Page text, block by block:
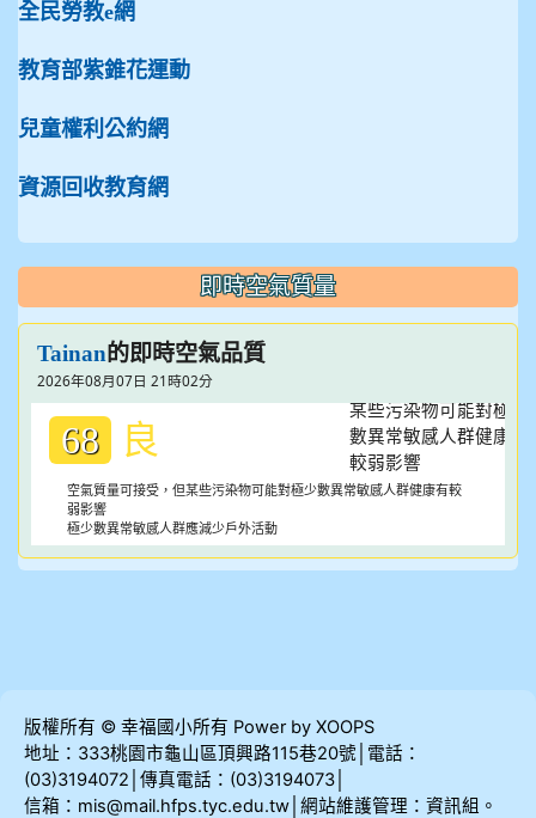
全民勞教e網
教育部紫錐花運動
兒童權利公約網
資源回收教育網
即時空氣質量
Tainan的即時空氣品質
2026年08月07日 21時02分
68 良
空氣質量可接受，但某些污染物可能對極少數異常敏感人群健康有較
弱影響
極少數異常敏感人群應減少戶外活動
版權所有 © 幸福國小所有 Power by XOOPS
地址：333桃園市龜山區頂興路115巷20號│電話：
(03)3194072│傳真電話：(03)3194073│
信箱：mis@mail.hfps.tyc.edu.tw│網站維護管理：資訊組。